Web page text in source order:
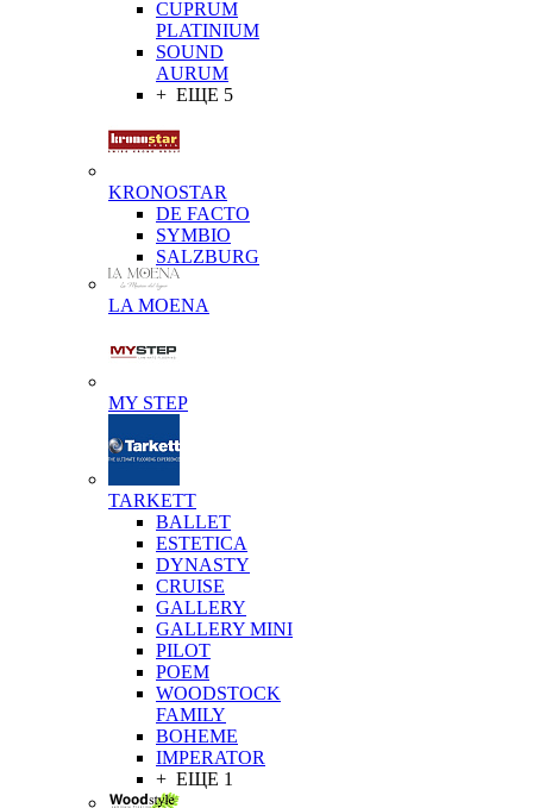
CUPRUM
PLATINIUM
SOUND
AURUM
+ ЕЩЕ 5
KRONOSTAR
DE FACTO
SYMBIO
SALZBURG
LA MOENA
MY STEP
TARKETT
BALLET
ESTETICA
DYNASTY
CRUISE
GALLERY
GALLERY MINI
PILOT
POEM
WOODSTOCK
FAMILY
BOHEME
IMPERATOR
+ ЕЩЕ 1